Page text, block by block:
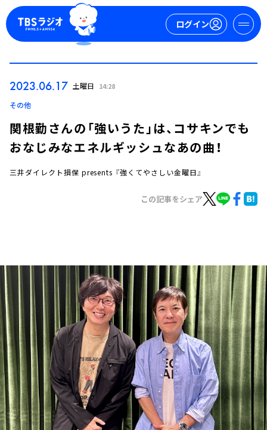
ログイン
お知らせ
イベント・グッズ
YouTube
会社情報
2023.06.17 土曜日 14:28
その他
関根勤さんの「強いうた」は、コサキンでも
おなじみなエネルギッシュなあの曲！
三井ダイレクト損保 presents 『強くてやさしい金曜日』
この記事をシェア